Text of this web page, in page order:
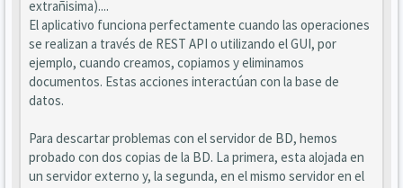
extrañisima)....
El aplicativo funciona perfectamente cuando las operaciones
se realizan a través de REST API o utilizando el GUI, por
ejemplo, cuando creamos, copiamos y eliminamos
documentos. Estas acciones interactúan con la base de
datos.
Para descartar problemas con el servidor de BD, hemos
probado con dos copias de la BD. La primera, esta alojada en
un servidor externo y, la segunda, en el mismo servidor en el